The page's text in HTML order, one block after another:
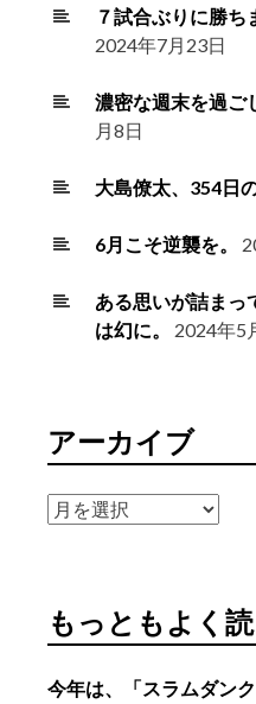
７試合ぶりに勝ち
2024年7月23日
濃密な週末を過ご
月8日
大島僚太、354日
6月こそ逆襲を。
ある思いが詰まっ
は幻に。
2024年5
アーカイブ
ア
ブ
もっともよく
今年は、「スラムダン